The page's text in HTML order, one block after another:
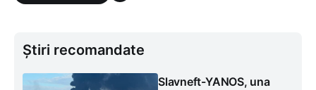
Știri recomandate
Slavneft-YANOS, una